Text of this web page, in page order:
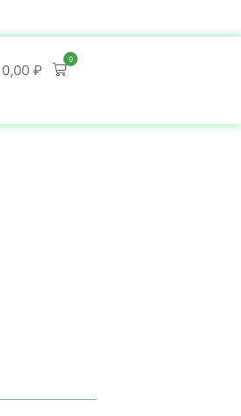
0,00₽
0